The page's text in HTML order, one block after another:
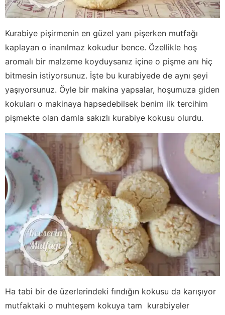
Kurabiye pişirmenin en güzel yanı pişerken mutfağı
kaplayan o inanılmaz kokudur bence. Özellikle hoş
aromalı bir malzeme koyduysanız içine o pişme anı hiç
bitmesin istiyorsunuz. İşte bu kurabiyede de aynı şeyi
yaşıyorsunuz. Öyle bir makina yapsalar, hoşumuza giden
kokuları o makinaya hapsedebilsek benim ilk tercihim
pişmekte olan damla sakızlı kurabiye kokusu olurdu.
Ha tabi bir de üzerlerindeki fındığın kokusu da karışıyor
mutfaktaki o muhteşem kokuya tam kurabiyeler